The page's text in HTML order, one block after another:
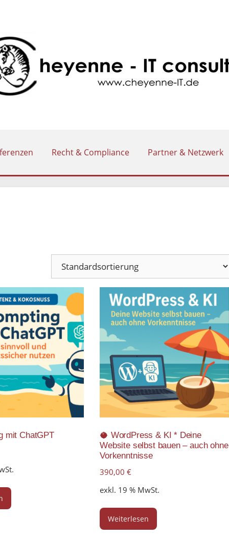
Recht & Compliance Partner & Netzwerk
mit ChatGPT
🥥 WordPress & KI * Deine
Website selbst bauen – auch ohne
Vorkenntnisse
390,00€
exkl. 19 % MwSt.
Weiterlesen